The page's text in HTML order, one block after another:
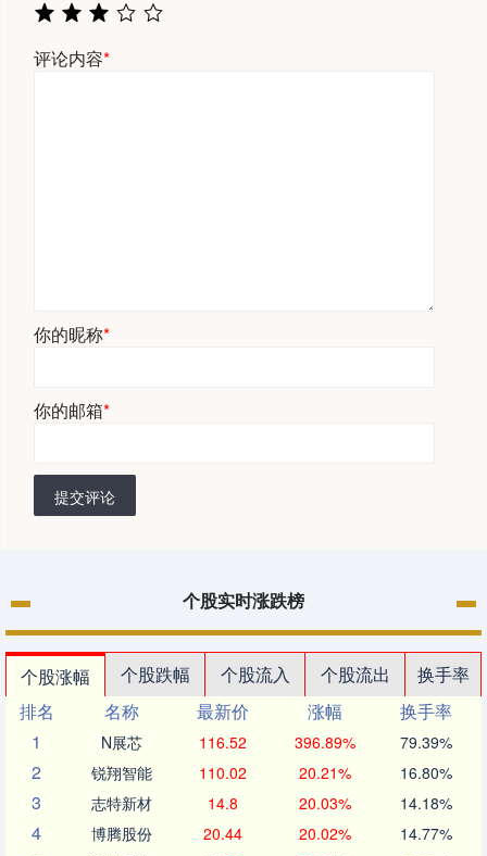
评论内容*
你的昵称*
你的邮箱*
提交评论
个股实时涨跌榜
个股涨幅 个股跌幅 个股流入 个股流出
换手率
排名
名称 最新价 涨幅
换手率
1
N展芯 116.52 396.89% 79.39%
2 锐翔智能 110.02 20.21% 16.80%
3 志特新材 14.8 20.03% 14.18%
4 博腾股份 20.44 20.02% 14.77%